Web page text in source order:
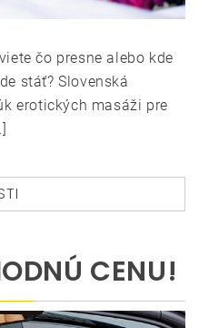
čo presne alebo kde
stáť? Slovenská
erotických masáži pre
CENU!